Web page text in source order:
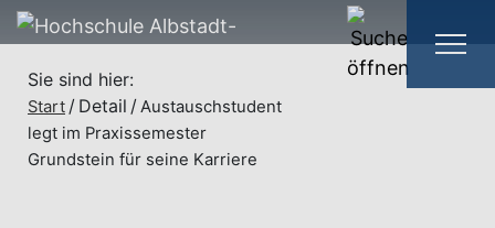
Sie sind hier:
Start Detail
Austauschstudent
legt im Praxissemester
Grundstein für seine Karriere